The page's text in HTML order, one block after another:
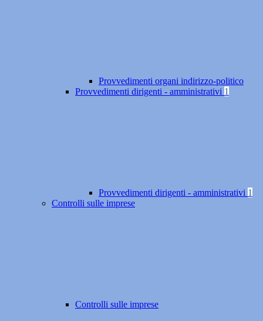
Provvedimenti organi indirizzo-politico
Provvedimenti dirigenti - amministrativi 1
Provvedimenti dirigenti - amministrativi 1
Controlli sulle imprese
Controlli sulle imprese